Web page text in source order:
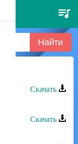
Скачать
Скачать